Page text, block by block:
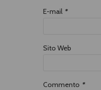
E-mail *
Sito Web
Commento *